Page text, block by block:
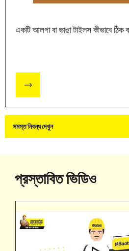
একটি আলগা বা ভাঙা টাইলস কীভাবে ঠিক
সমস্ত নিবন্ধ দেখুন
প্রস্তাবিত ভিডিও